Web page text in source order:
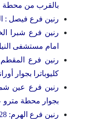
بالقرب من محطة
رنين فرع فيصل :
رنين فرع شبرا
امام مستشفى
كليوباترا بجوار
رنين فرع عين
بجوار محطة مترو
رنين فرع الهرم: 128 شارع الهرم – محطة الكوم الاخضر